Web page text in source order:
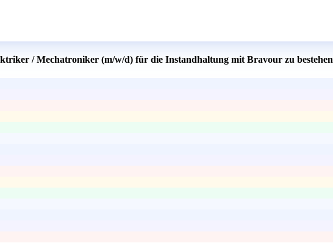
/ Mechatroniker (m/w/d) für die Instandhaltung mit Bravour zu bestehen